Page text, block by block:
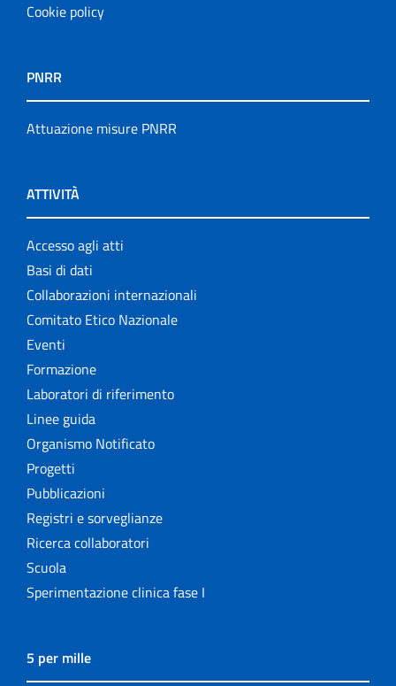
Cookie policy
PNRR
Attuazione misure PNRR
ATTIVITÀ
Accesso agli atti
Basi di dati
Collaborazioni internazionali
Comitato Etico Nazionale
Eventi
Formazione
Laboratori di riferimento
Linee guida
Organismo Notificato
Progetti
Pubblicazioni
Registri e sorveglianze
Ricerca collaboratori
Scuola
Sperimentazione clinica fase I
5 per mille